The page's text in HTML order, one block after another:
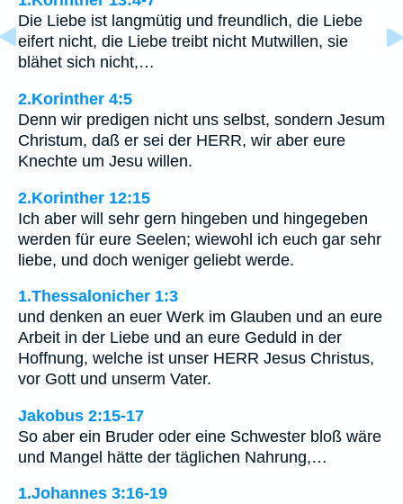
Die Liebe ist langmütig und freundlich, die Liebe
eifert nicht, die Liebe treibt nicht Mutwillen, sie
blähet sich nicht,…
2.Korinther 4:5
Denn wir predigen nicht uns selbst, sondern Jesum
Christum, daß er sei der HERR, wir aber eure
Knechte um Jesu willen.
2.Korinther 12:15
Ich aber will sehr gern hingeben und hingegeben
werden für eure Seelen; wiewohl ich euch gar sehr
liebe, und doch weniger geliebt werde.
1.Thessalonicher 1:3
und denken an euer Werk im Glauben und an eure
Arbeit in der Liebe und an eure Geduld in der
Hoffnung, welche ist unser HERR Jesus Christus,
vor Gott und unserm Vater.
Jakobus 2:15-17
So aber ein Bruder oder eine Schwester bloß wäre
und Mangel hätte der täglichen Nahrung,…
1.Johannes 3:16-19